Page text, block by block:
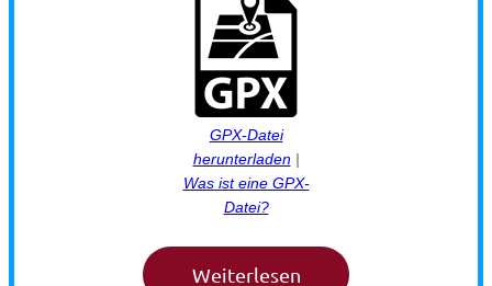
GPX-Datei
herunterladen|
Was ist eine GPX-
Datei?